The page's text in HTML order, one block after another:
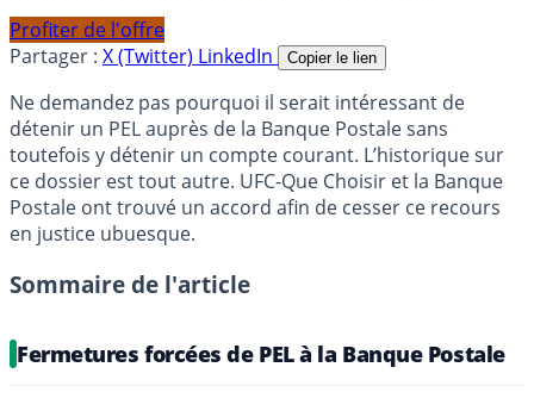
Profiter de l'offre
Partager : X (Twitter) LinkedIn Copier le lien
Ne demandez pas pourquoi il serait intéressant de
détenir un PEL auprès de la Banque Postale sans
toutefois y détenir un compte courant. L’historique sur
ce dossier est tout autre. UFC-Que Choisir et la Banque
Postale ont trouvé un accord afin de cesser ce recours
en justice ubuesque.
Sommaire de l'article
Fermetures forcées de PEL à la Banque Postale